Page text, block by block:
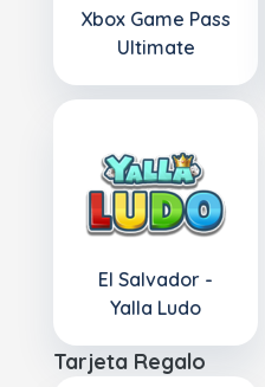
Xbox Game Pass
Ultimate
El Salvador -
Yalla Ludo
Tarjeta Regalo